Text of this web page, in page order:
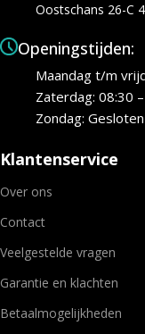
Oostschans 26-C
Openingstijden:
Maandag t/m
Zaterdag: 08:30
Zondag: Gesloten
Klantenservice
Over ons
Contact
Veelgestelde vragen
Garantie en klachten
Betaalmogelijkheden